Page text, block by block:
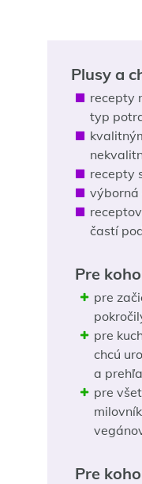
Plusy a
recepty
typ
recepty
výborná
častí
Pre
pre
pre
chcú
a
pre
Pre